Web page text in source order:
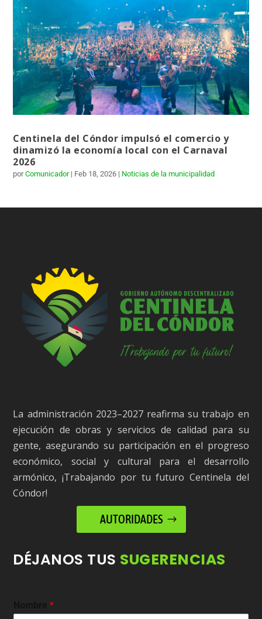
Centinela del Cóndor impulsó el comercio y
dinamizó la economía local con el Carnaval
2026
porComunicador| Feb 18, 2026 | Noticias de la municipalidad
La administración 2023–2027 reafirma su trabajo en
ejecución de obras y servicios de calidad para su
gente, asegurando su participación en el progreso
económico, social y cultural para el desarrollo
armónico, ¡Trabajando por tu futuro Centinela del
Cóndor!
AUTORIDADES
DÉJANOS TUS SUGERENCIAS
Nombre*